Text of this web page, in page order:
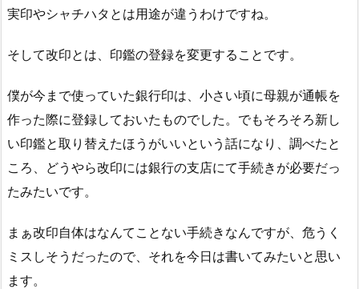
実印やシャチハタとは用途が違うわけですね。
そして改印とは、印鑑の登録を変更することです。
僕が今まで使っていた銀行印は、小さい頃に母親が通帳を
作った際に登録しておいたものでした。でもそろそろ新し
い印鑑と取り替えたほうがいいという話になり、調べたと
ころ、どうやら改印には銀行の支店にて手続きが必要だっ
たみたいです。
まぁ改印自体はなんてことない手続きなんですが、危うく
ミスしそうだったので、それを今日は書いてみたいと思い
ます。